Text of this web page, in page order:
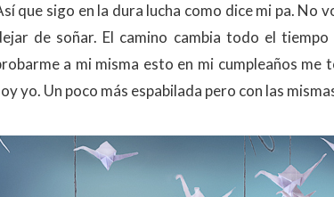
que sigo en la dura lucha como dice mi pa. No
de soñar. El camino cambia todo el
a mi misma esto en mi cumpleaños
yo. Un poco más espabilada pero con las